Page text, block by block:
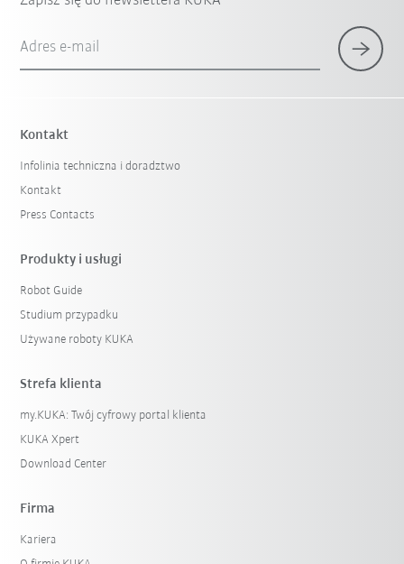
Adres e-mail
Kontakt
Infolinia techniczna i doradztwo
Kontakt
Press Contacts
Produkty i usługi
Robot Guide
Studium przypadku
Używane roboty KUKA
Strefa klienta
my.KUKA: Twój cyfrowy portal klienta
KUKA Xpert
Download Center
Firma
Kariera